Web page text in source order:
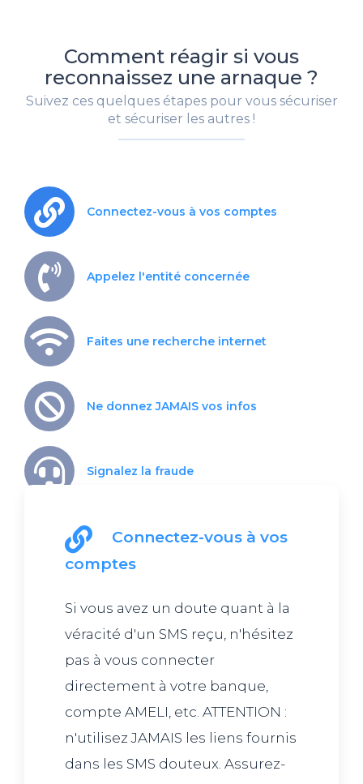
Comment réagir si vous
reconnaissez une arnaque ?
Suivez ces quelques étapes pour vous sécuriser
et sécuriser les autres !
Connectez-vous à vos comptes
Appelez l'entité concernée
Faites une recherche internet
Ne donnez JAMAIS vos infos
Signalez la fraude
Informez vos proches
Connectez-vous à vos
comptes
Si vous avez un doute quant à la
véracité d'un SMS reçu, n'hésitez
pas à vous connecter
directement à votre banque,
compte AMELI, etc. ATTENTION :
n'utilisez JAMAIS les liens fournis
dans les SMS douteux. Assurez-